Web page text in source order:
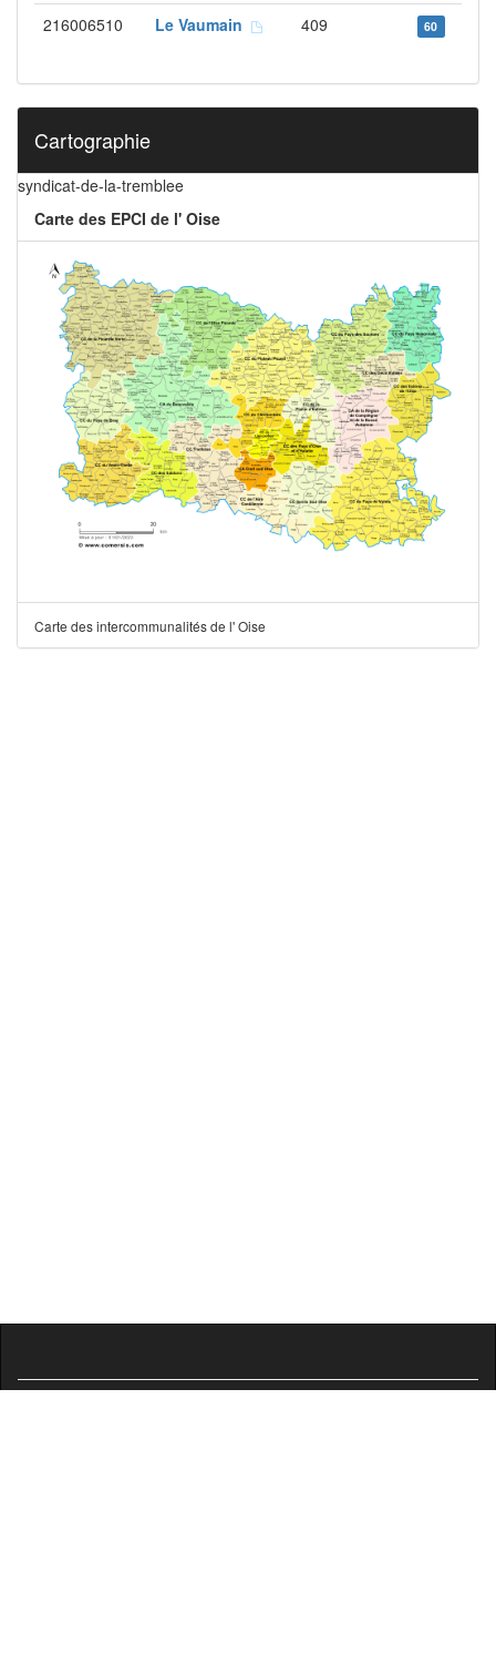
216006510 Le Vaumain 409 60
Cartographie
syndicat-de-la-tremblee
Carte des EPCI de l' Oise
Carte des intercommunalités de l' Oise